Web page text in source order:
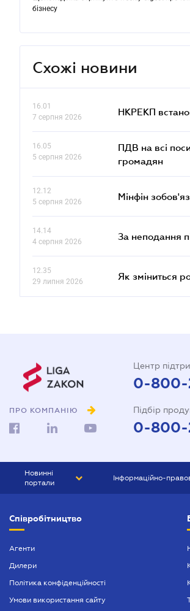
бізнесу
Схожі новини
16.01
7 серпня 2026
НКРЕКП
16.05
5 серпня 2026
ПДВ на всі
громадян
12.12
5 серпня 2026
Мінфін
14.14
4 серпня 2026
За неподання
12.35
29 липня 2026
Як зміниться
ПРО КОМПАНІЮ
Центр
0-800-
Підбір
0-800-
Новинні
портали
БІЗНЕС
Інформаційно-
БУХГАЛТЕР ПРОФ
Співробітництво
Агенти
Дилери
Політика конфіденційності
Умови використання сайту